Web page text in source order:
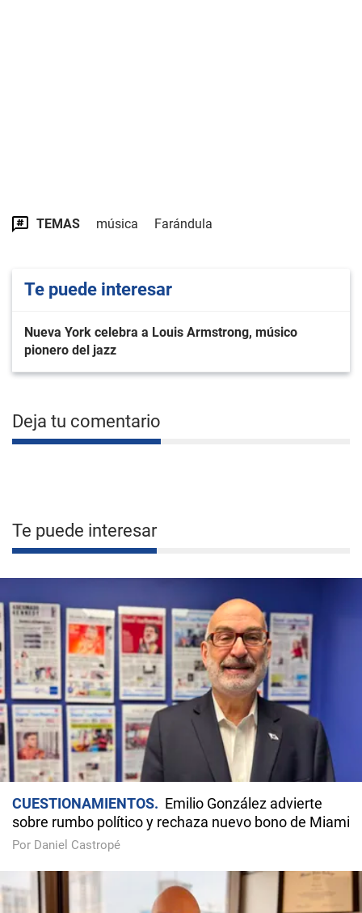
TEMAS música Farándula
Te puede interesar
Nueva York celebra a Louis Armstrong, músico
pionero del jazz
Deja tu comentario
Te puede interesar
CUESTIONAMIENTOS
Emilio González advierte
sobre rumbo político y rechaza nuevo bono de Miami
Por Daniel Castropé